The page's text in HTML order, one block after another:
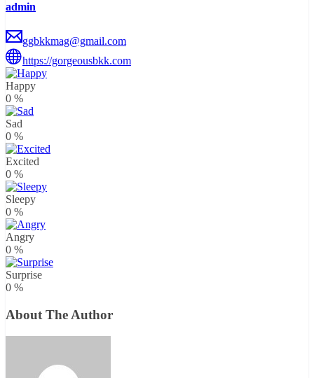
admin
ggbkkmag@gmail.com
https://gorgeousbkk.com
Happy
0 %
Sad
0 %
Excited
0 %
Sleepy
0 %
Angry
0 %
Surprise
0 %
About The Author